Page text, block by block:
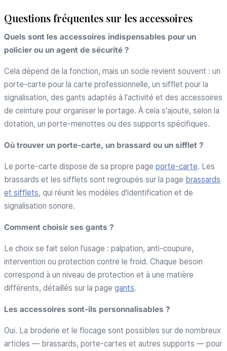
Questions fréquentes sur les accessoires
Quels sont les accessoires indispensables pour un
policier ou un agent de sécurité ?
Cela dépend de la fonction, mais un socle revient souvent : un
porte-carte pour la carte professionnelle, un sifflet pour la
signalisation, des gants adaptés à l'activité et des accessoires
de ceinture pour organiser le portage. À cela s'ajoute, selon la
dotation, un porte-menottes ou des supports spécifiques.
Où trouver un porte-carte, un brassard ou un sifflet ?
Le porte-carte dispose de sa propre page porte-carte. Les
brassards et les sifflets sont regroupés sur la page brassards
et sifflets, qui réunit les modèles d'identification et de
signalisation sonore.
Comment choisir ses gants ?
Le choix se fait selon l'usage : palpation, anti-coupure,
intervention ou protection contre le froid. Chaque besoin
correspond à un niveau de protection et à une matière
différents, détaillés sur la page gants.
Les accessoires sont-ils personnalisables ?
Oui. La broderie et le flocage sont possibles sur de nombreux
articles — brassards, porte-cartes et autres supports — pour